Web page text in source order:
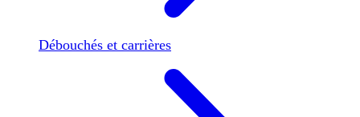
Débouchés et carrières